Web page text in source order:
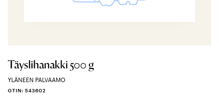
Täyslihanakki 500 g
YLÄNEEN PALVAAMO
GTIN: 543602